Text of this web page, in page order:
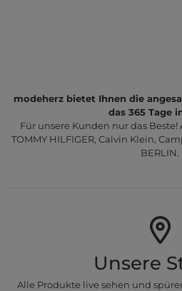
modeherz bietet Ihnen die
das 365 Tage
Für unsere Kunden nur das
TOMMY HILFIGER, Calvin Klein,
BERLIN.
Unsere
Alle Produkte live sehen und